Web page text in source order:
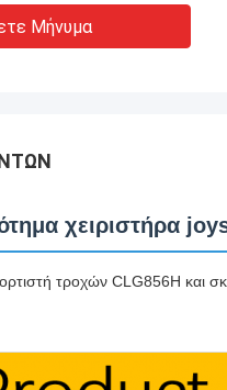
Μήνυμα
χειριστήρα
τροχών CLG856H και